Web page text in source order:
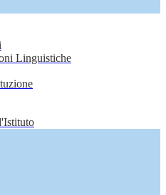
Linguistiche